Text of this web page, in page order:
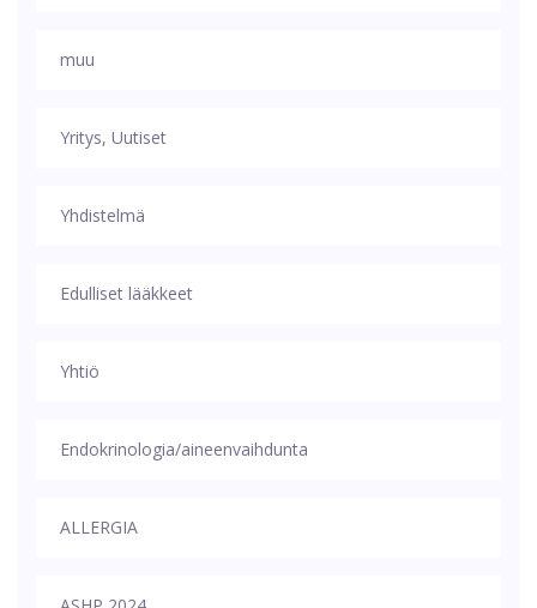
muu
Yritys, Uutiset
Yhdistelmä
Edulliset lääkkeet
Yhtiö
Endokrinologia/aineenvaihdunta
ALLERGIA